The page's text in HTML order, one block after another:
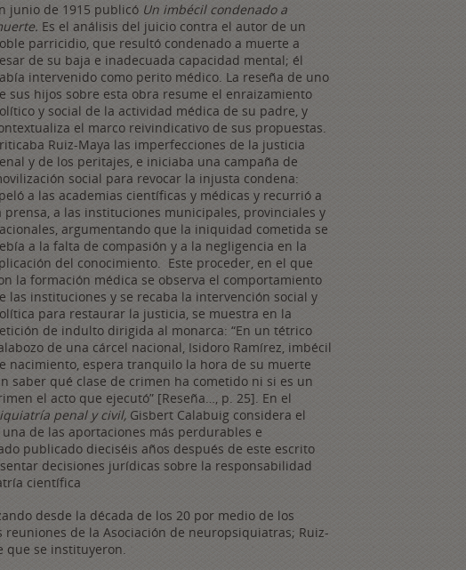
junio de 1915 publicó Un imbécil condenado a
Es el análisis del juicio contra el autor de un
parricidio, que resultó condenado a muerte a
de su baja e inadecuada capacidad mental; él
intervenido como perito médico. La reseña de uno
sus hijos sobre esta obra resume el enraizamiento
y social de la actividad médica de su padre, y
el marco reivindicativo de sus propuestas.
Ruiz-Maya las imperfecciones de la justicia
y de los peritajes, e iniciaba una campaña de
social para revocar la injusta condena:
a las academias científicas y médicas y recurrió a
prensa, a las instituciones municipales, provinciales y
argumentando que la iniquidad cometida se
a la falta de compasión y a la negligencia en la
del conocimiento. Este proceder, en el que
la formación médica se observa el comportamiento
las instituciones y se recaba la intervención social y
para restaurar la justicia, se muestra en la
de indulto dirigida al monarca: “En un tétrico
de una cárcel nacional, Isidoro Ramírez, imbécil
nacimiento, espera tranquilo la hora de su muerte
saber qué clase de crimen ha cometido ni si es un
el acto que ejecutó” [Reseña…, p. 25]. En el
penal y civil, Gisbert Calabuig considera el
de las aportaciones más perdurables e
publicado dieciséis años después de este escrito
decisiones jurídicas sobre la responsabilidad
científica
desde la década de los 20 por medio de los
de la Asociación de neuropsiquiatras; Ruiz-
que se instituyeron.